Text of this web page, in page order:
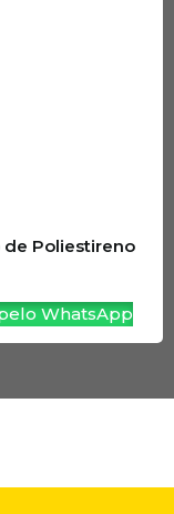
de Poliestireno
WhatsApp